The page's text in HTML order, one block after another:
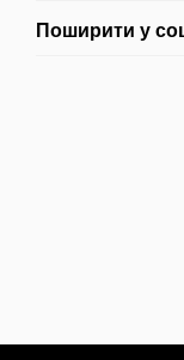
Поширити у